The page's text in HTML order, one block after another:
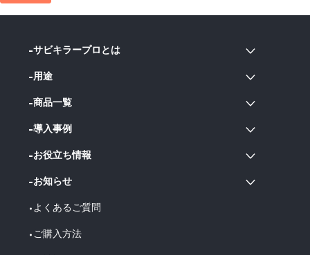
サビキラープロとは
用途
商品一覧
導入事例
お役立ち情報
お知らせ
よくあるご質問
ご購入方法